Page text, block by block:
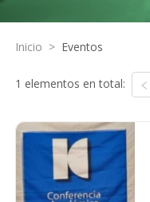
Inicio > Eventos
1 elementos en total: